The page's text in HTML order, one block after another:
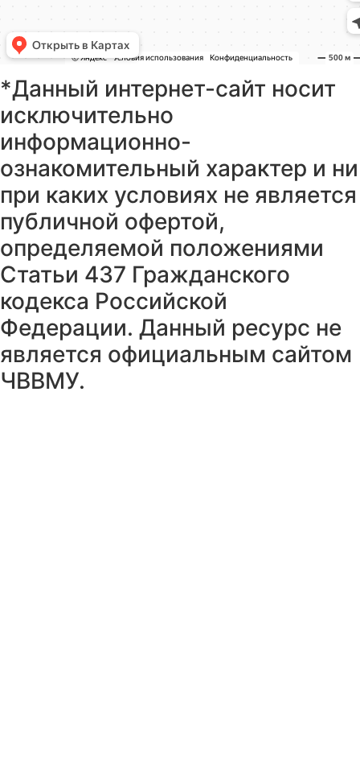
*Данный интернет-сайт носит
исключительно
информационно-
ознакомительный характер и ни
при каких условиях не является
публичной офертой,
определяемой положениями
Статьи 437 Гражданского
кодекса Российской
Федерации. Данный ресурс не
является официальным сайтом
ЧВВМУ.